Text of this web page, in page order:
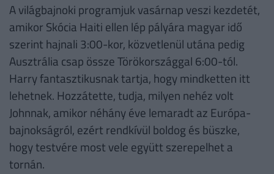
A világbajnoki programjuk vasárnap veszi kezdetét,
amikor Skócia Haiti ellen lép pályára magyar idő
szerint hajnali 3:00-kor, közvetlenül utána pedig
Ausztrália csap össze Törökországgal 6:00-tól.
Harry fantasztikusnak tartja, hogy mindketten itt
lehetnek. Hozzátette, tudja, milyen nehéz volt
Johnnak, amikor néhány éve lemaradt az Európa-
bajnokságról, ezért rendkívül boldog és büszke,
hogy testvére most vele együtt szerepelhet a
tornán.